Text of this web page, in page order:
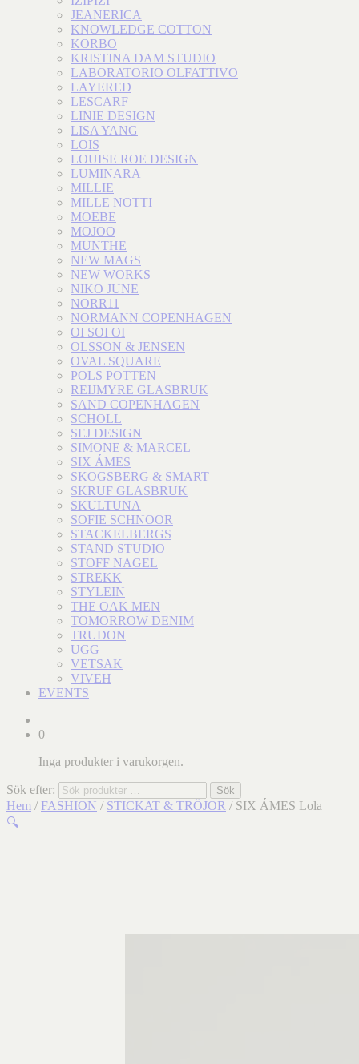
JEANERICA
KNOWLEDGE COTTON
KORBO
KRISTINA DAM STUDIO
LABORATORIO OLFATTIVO
LAYERED
LESCARF
LINIE DESIGN
LISA YANG
LOIS
LOUISE ROE DESIGN
LUMINARA
MILLIE
MILLE NOTTI
MOEBE
MOJOO
MUNTHE
NEW MAGS
NEW WORKS
NIKO JUNE
NORR11
NORMANN COPENHAGEN
OI SOI OI
OLSSON & JENSEN
OVAL SQUARE
POLS POTTEN
REIJMYRE GLASBRUK
SAND COPENHAGEN
SCHOLL
SEJ DESIGN
SIMONE & MARCEL
SIX ÁMES
SKOGSBERG & SMART
SKRUF GLASBRUK
SKULTUNA
SOFIE SCHNOOR
STACKELBERGS
STAND STUDIO
STOFF NAGEL
STREKK
STYLEIN
THE OAK MEN
TOMORROW DENIM
TRUDON
UGG
VETSAK
VIVEH
EVENTS
0
Inga produkter i varukorgen.
Sök efter: Sök
Hem / FASHION / STICKAT & TRÖJOR / SIX ÁMES Lola
🔍